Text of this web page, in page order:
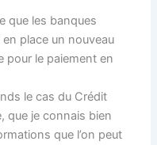
que les banques
place un nouveau
pour le paiement en
le cas du Crédit
que je connais bien
que l’on peut